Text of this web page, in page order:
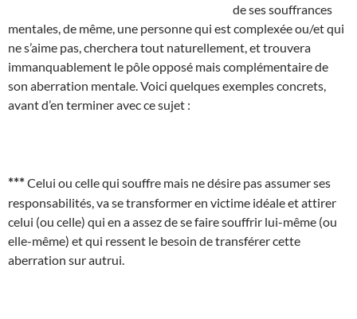
de ses souffrances
mentales, de même, une personne qui est complexée ou/et qui
ne s’aime pas, cherchera tout naturellement, et trouvera
immanquablement le pôle opposé mais complémentaire de
son aberration mentale. Voici quelques exemples concrets,
avant d’en terminer avec ce sujet :
***Celui ou celle qui souffre mais ne désire pas assumer ses
responsabilités, va se transformer en victime idéale et attirer
celui (ou celle) qui en a assez de se faire souffrir lui-même (ou
elle-même) et qui ressent le besoin de transférer cette
aberration sur autrui.